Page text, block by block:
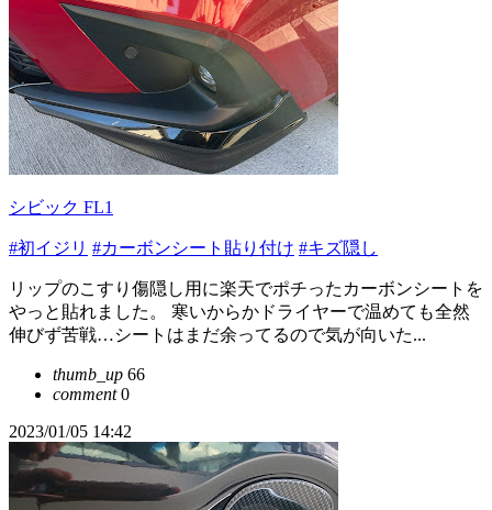
シビック FL1
#初イジリ #カーボンシート貼り付け #キズ隠し
リップのこすり傷隠し用に楽天でポチったカーボンシートを
やっと貼れました。 寒いからかドライヤーで温めても全然
伸びず苦戦…シートはまだ余ってるので気が向いた...
thumb_up 66
comment0
2023/01/05 14:42